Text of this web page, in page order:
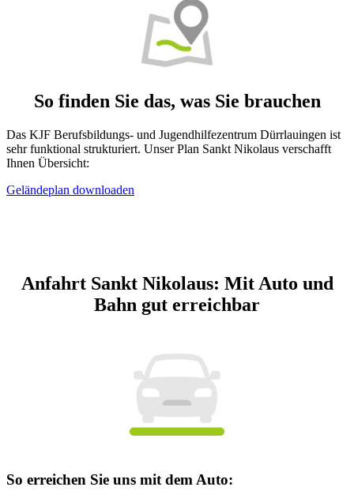
So finden Sie das, was Sie brauchen
Das KJF Berufsbildungs- und Jugendhilfezentrum Dürrlauingen ist
sehr funktional strukturiert. Unser Plan Sankt Nikolaus verschafft
Ihnen Übersicht:
Geländeplan downloaden
Anfahrt Sankt Nikolaus: Mit Auto und
Bahn gut erreichbar
So erreichen Sie uns mit dem Auto: